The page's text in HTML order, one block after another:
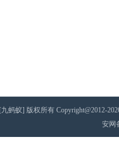
蚂蚁] 版权所有 Copyright@2012-
安网